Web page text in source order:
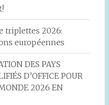
triplettes 2026:
européennes
DES PAYS
D’OFFICE POUR
2026 EN